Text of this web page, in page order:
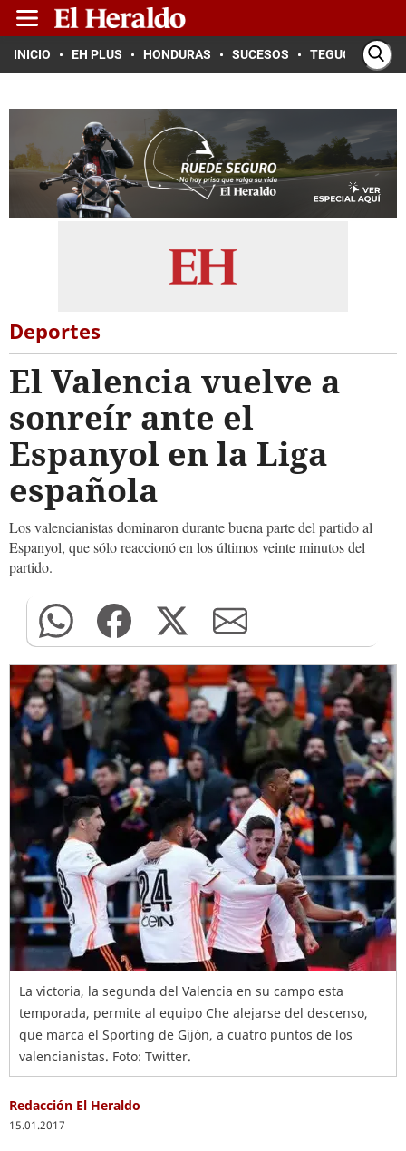
INICIO EH PLUS HONDURAS SUCESOS TEGUCIGALPA
Deportes
El Valencia vuelve a
sonreír ante el
Espanyol en la Liga
española
Los valencianistas dominaron durante buena parte del partido al
Espanyol, que sólo reaccionó en los últimos veinte minutos del
partido.
La victoria, la segunda del Valencia en su campo esta
temporada, permite al equipo Che alejarse del descenso,
que marca el Sporting de Gijón, a cuatro puntos de los
valencianistas. Foto: Twitter.
Redacción El Heraldo
15.01.2017